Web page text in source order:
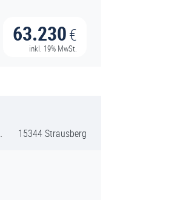
63.230€
inkl. 19% MwSt.
15344 Strausberg